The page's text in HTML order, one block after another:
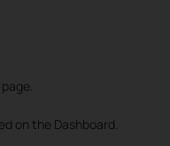
on the Dashboard.